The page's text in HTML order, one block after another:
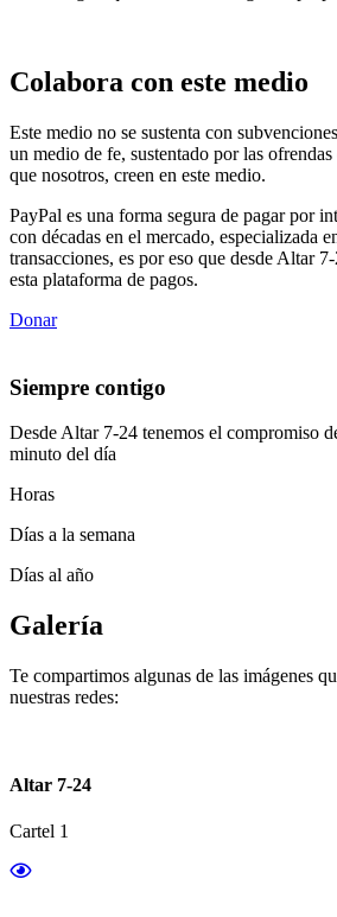
Colabora con este medio
Este medio no se sustenta con
un medio de fe, sustentado por las
que nosotros, creen en este medio.
PayPal es una forma segura de pagar por
con décadas en el mercado, especializada
transacciones, es por eso que desde Altar
esta plataforma de pagos.
Donar
Siempre contigo
Desde Altar 7-24 tenemos el compromiso
minuto del día
Horas
Días a la semana
Días al año
Galería
Te compartimos algunas de las imágenes
nuestras redes:
Altar 7-24
Cartel 1